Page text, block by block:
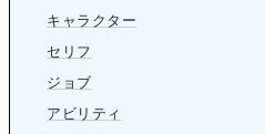
キャラクター
セリフ
ジョブ
アビリティ